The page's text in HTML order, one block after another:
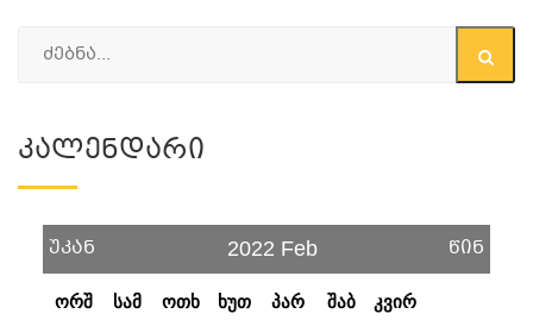
Კალენდარი
უკან 2022 Feb წინ
ორშ სამ ოთხ ხუთ პარ შაბ კვირ